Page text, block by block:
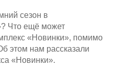
сезон в
Что ещё может
«Новинки», помимо
этом нам рассказали
«Новинки».